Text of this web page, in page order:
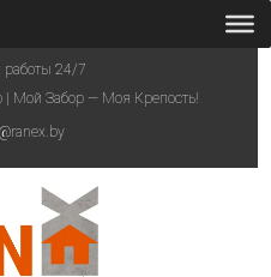
работы 24/7
| Мой Забор — Моя Крепость!